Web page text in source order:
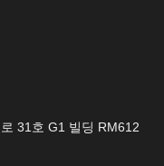
31호 G1 빌딩 RM612